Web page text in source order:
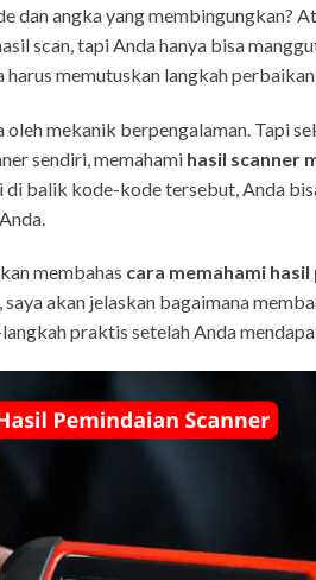
dan angka yang membingungkan?
scan, tapi Anda hanya bisa
memutuskan langkah
oleh mekanik berpengalaman. Tapi
sendiri, memahami hasil scanner
di balik kode-kode tersebut, Anda
Anda.
membahas cara memahami
saya akan jelaskan bagaimana
praktis setelah Anda